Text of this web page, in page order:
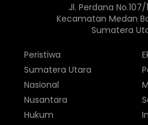
Jl. Perdana
Kecamatan Medan
Sumatera
Peristiwa
Sumatera Utara
Nasional
Nusantara
Hukum